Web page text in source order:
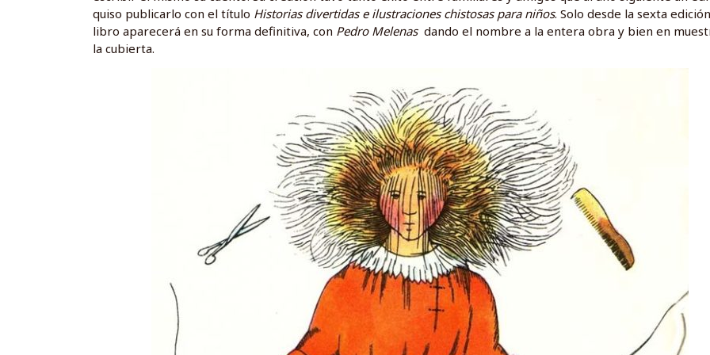
quiso publicarlo con el título Historias divertidas e ilustraciones chistosas para niños. Solo desde la sexta
libro aparecerá en su forma definitiva, con Pedro Melenasdando el nombre a la entera obra y bien en
la cubierta.